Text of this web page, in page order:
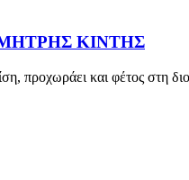
ΚΙΝΤΗΣ
προχωράει και φέτος στη